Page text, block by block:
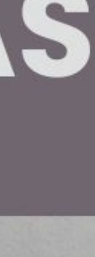
stora
över
Det blir mer
planeringsprocess
medel öronmärks för
påverkar framdriften av
vilket motsvarar drygt 9
objekt inom den
beslut baserat på
att fatta beslut upp till 3
överblick över
även föreslå en
ska redovisas